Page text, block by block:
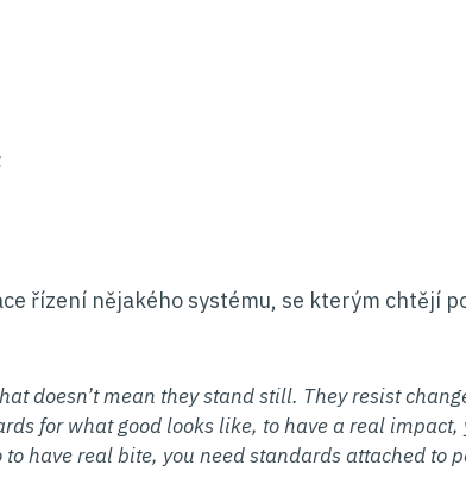
řízení nějakého systému, se kterým chtějí
doesn’t mean they stand still. They resist
for what good looks like, to have a real
have real bite, you need standards attached to